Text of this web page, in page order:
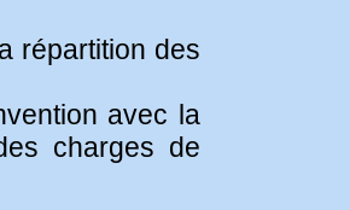
répartition des
avec la
charges de